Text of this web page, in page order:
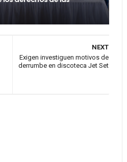
NEXT
Exigen investiguen motivos de
derrumbe en discoteca Jet Set